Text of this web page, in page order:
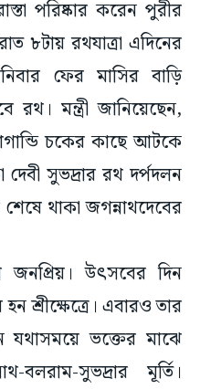
পরিষ্কার করেন পুরীর
৮টায় রথযাত্রা এদিনের
ফের মাসির বাড়ি
রথ। মন্ত্রী জানিয়েছেন,
চকের কাছে আটকে
সুভদ্রার রথ দর্পদলন
থাকা জগন্নাথদেবের
জনপ্রিয়। উৎসবের দিন
শ্রীক্ষেত্রে। এবারও তার
যথাসময়ে ভক্তের মাঝে
সুভদ্রার মূর্তি।